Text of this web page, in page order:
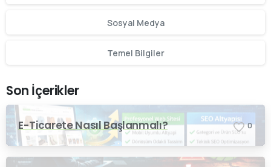
Sosyal Medya
Temel Bilgiler
Son İçerikler
E-Ticarete Nasıl Başlanmalı? 0